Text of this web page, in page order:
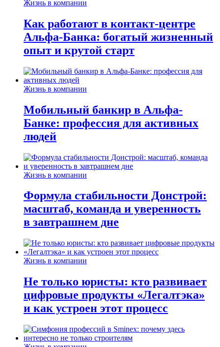
Жизнь в компании
Как работают в контакт-центре
Альфа-Банка: богатый жизненный
опыт и крутой старт
Жизнь в компании
Мобильный банкир в Альфа-
Банке: профессия для активных
людей
Жизнь в компании
Формула стабильности Донстрой:
масштаб, команда и уверенность
в завтрашнем дне
Жизнь в компании
Не только юристы: кто развивает
цифровые продукты «Легалтэка»
и как устроен этот процесс